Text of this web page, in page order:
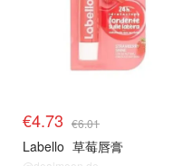
€4.73 €6.01
Labello 草莓唇膏